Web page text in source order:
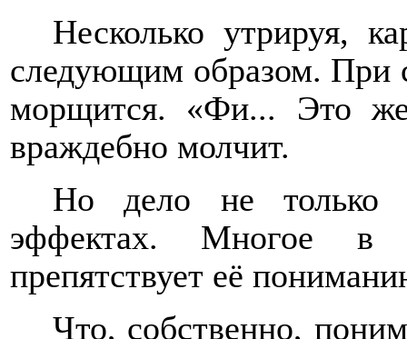
Несколько утрируя,
следующим образом. При
морщится. «Фи... Это
враждебно молчит.
Но дело не только
эффектах. Многое в
препятствует её
Что, собственно,